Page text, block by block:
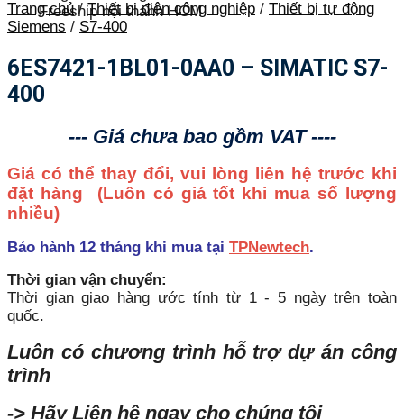
Freeship nội thành HCM
Trang chủ / Thiết bị điện công nghiệp / Thiết bị tự động
Siemens / S7-400
6ES7421-1BL01-0AA0 – SIMATIC S7-
400
--- Giá chưa bao gồm VAT ----
Giá có thể thay đổi, vui lòng liên hệ trước khi
đặt hàng (Luôn có giá tốt khi mua số lượng
nhiều)
Bảo hành 12 tháng khi mua tại TPNewtech.
Thời gian vận chuyển:
Thời gian giao hàng ước tính từ 1 - 5 ngày trên toàn
quốc.
Luôn có chương trình hỗ trợ dự án công
trình
-> Hãy Liên hệ ngay cho chúng tôi